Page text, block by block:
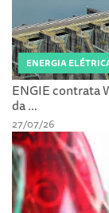
ENERGIA
ENGIE contrata
da ...
27/07/26